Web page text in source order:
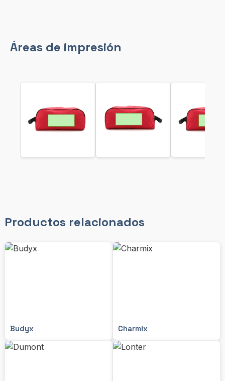
Áreas de impresión
Productos relacionados
Budyx Charmix